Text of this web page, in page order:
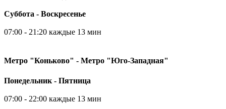
Суббота - Воскресенье
07:00 - 21:20 каждые 13 мин
Метро "Коньково" - Метро "Юго-Западная"
Понедельник - Пятница
07:00 - 22:00 каждые 13 мин